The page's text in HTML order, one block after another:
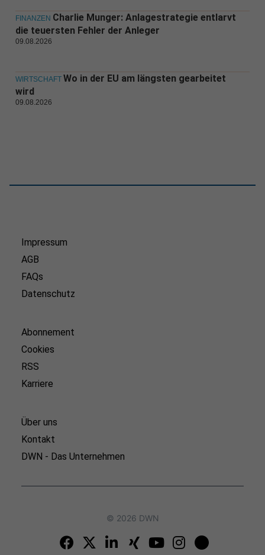
FINANZEN Charlie Munger: Anlagestrategie entlarvt
die teuersten Fehler der Anleger
09.08.2026
WIRTSCHAFT Wo in der EU am längsten gearbeitet
wird
09.08.2026
Impressum
AGB
FAQs
Datenschutz
Abonnement
Cookies
RSS
Karriere
Über uns
Kontakt
DWN - Das Unternehmen
© 2026 DWN